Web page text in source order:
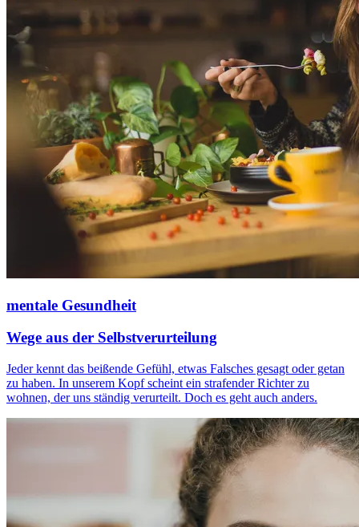
mentale Gesundheit
Wege aus der Selbstverurteilung
Jeder kennt das beißende Gefühl, etwas Falsches gesagt oder getan
zu haben. In unserem Kopf scheint ein strafender Richter zu
wohnen, der uns ständig verurteilt. Doch es geht auch anders.